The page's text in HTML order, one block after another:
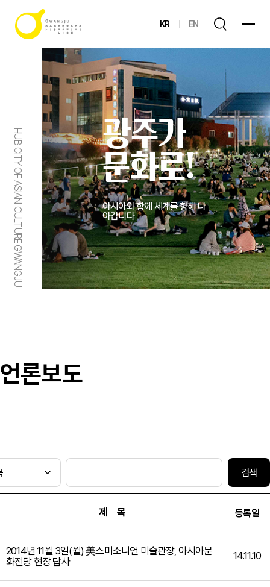
KR EN
HUB CITY OF ASIAN CULTURE GWANGJU
광주가
문화로!
아시아와 함께 세계를 향해 나
아갑니다
언론보도
제 목 등록일
2014년 11월 3일(월) 美스미소니언 미술관장, 아시아문
화전당 현장 답사
14.11.10
검색